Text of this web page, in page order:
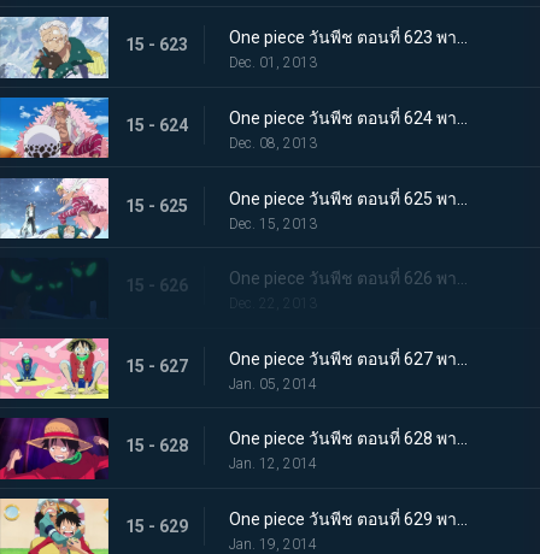
15 - 623 One piece วันพีช ตอนที่ 623 พากย์ไทย ถึงยามอำลา ออกเรือจากพังค์ฮาซาร์ด!
Dec. 01, 2013
15 - 624
Dec. 08, 2013
15 - 625
Dec. 15, 2013
15 - 626
Dec. 22, 2013
15 - 627
Jan. 05, 2014
15 - 628 One piece วันพีช ตอนที่ 628 พากย์ไทย การพลิกกลับครั้งใหญ่! ลูฟี่ระเบิดหมัดแห่งความโกรธ!!!
Jan. 12, 2014
15 - 629
Jan. 19, 2014